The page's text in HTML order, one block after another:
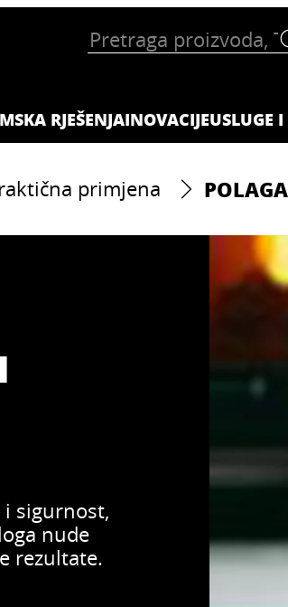
RJEŠENJAINOVACIJEUSLUGE
primjena
i sigurnost,
nude
rezultate.